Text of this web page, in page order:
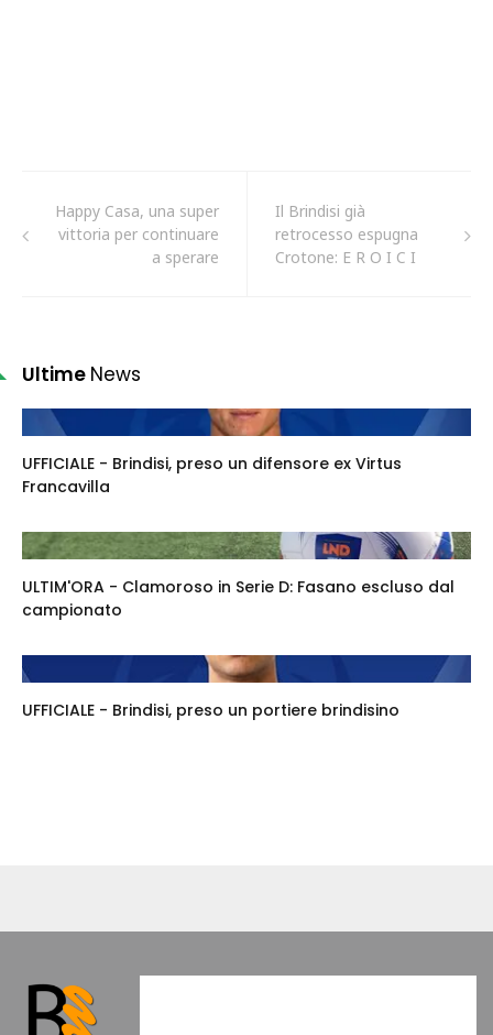
Happy Casa, una super
vittoria per continuare
a sperare
Il Brindisi già
retrocesso espugna
Crotone: E R O I C I
Ultime News
UFFICIALE - Brindisi, preso un difensore ex Virtus
Francavilla
ULTIM'ORA - Clamoroso in Serie D: Fasano escluso dal
campionato
UFFICIALE - Brindisi, preso un portiere brindisino